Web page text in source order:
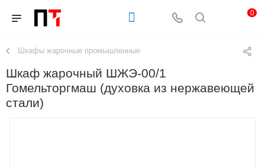
0
Шкафы жарочные промышленные
Шкаф жарочный ШЖЭ-00/1
Гомельторгмаш (духовка из нержавеющей
стали)